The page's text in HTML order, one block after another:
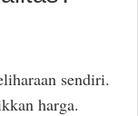
sendiri.
harga.